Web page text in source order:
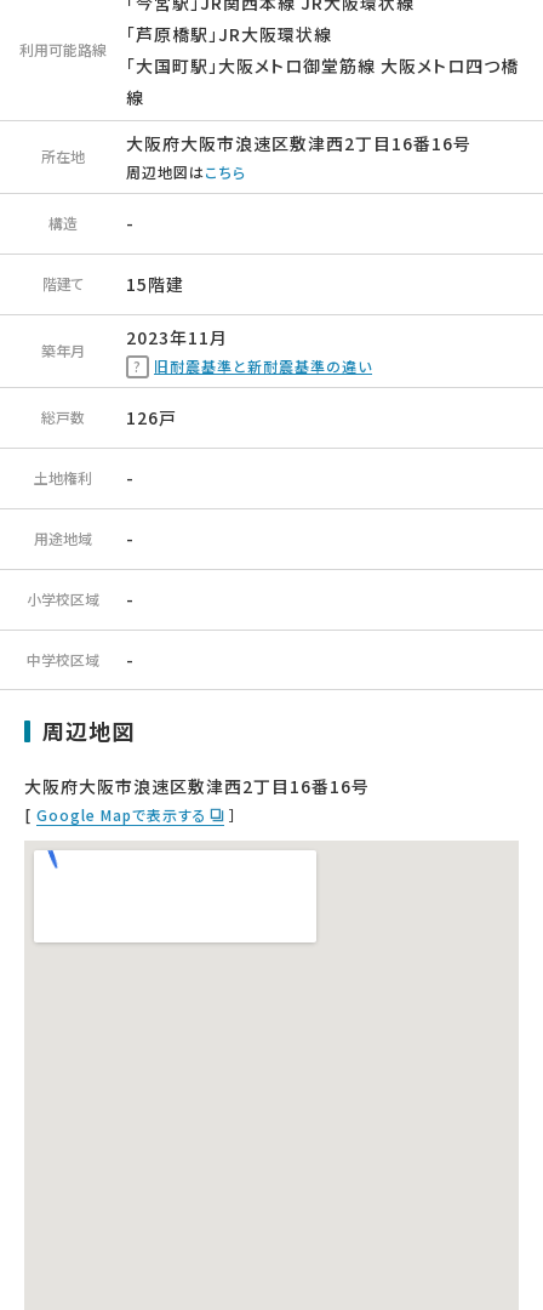
利用可能路線
「芦原橋駅」JR大阪環状線
「大国町駅」大阪メトロ御堂筋線 大阪メトロ四つ橋
線
所在地
大阪府大阪市浪速区敷津西2丁目16番16号
周辺地図はこちら
構造 -
階建て 15階建
築年月
2023年11月
旧耐震基準と新耐震基準の違い
総戸数 126戸
土地権利 -
用途地域 -
小学校区域 -
中学校区域 -
周辺地図
大阪府大阪市浪速区敷津西2丁目16番16号
[ Google Mapで表示する ］